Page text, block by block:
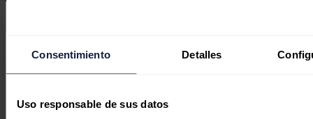
Consentimiento Detalles
Uso responsable de sus datos
Síguenos en redes sociales